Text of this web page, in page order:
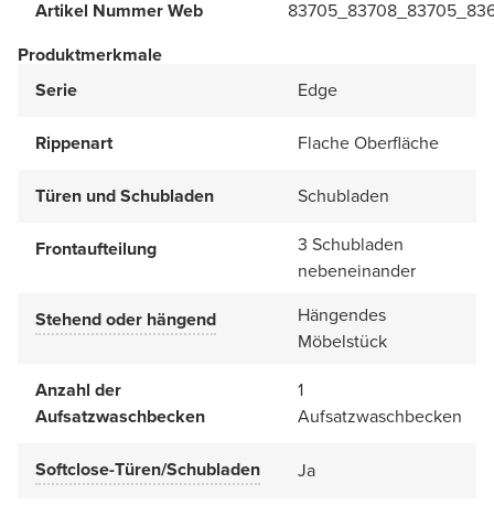
Artikel Nummer Web
Produktmerkmale
Serie
Edge
Rippenart Flache Oberfläche
Türen und Schubladen Schubladen
Frontaufteilung
3 Schubladen
nebeneinander
Stehend oder hängend
Hängendes
Möbelstück
Anzahl der
Aufsatzwaschbecken
1
Aufsatzwaschbecken
Softclose-Türen/Schubladen Ja